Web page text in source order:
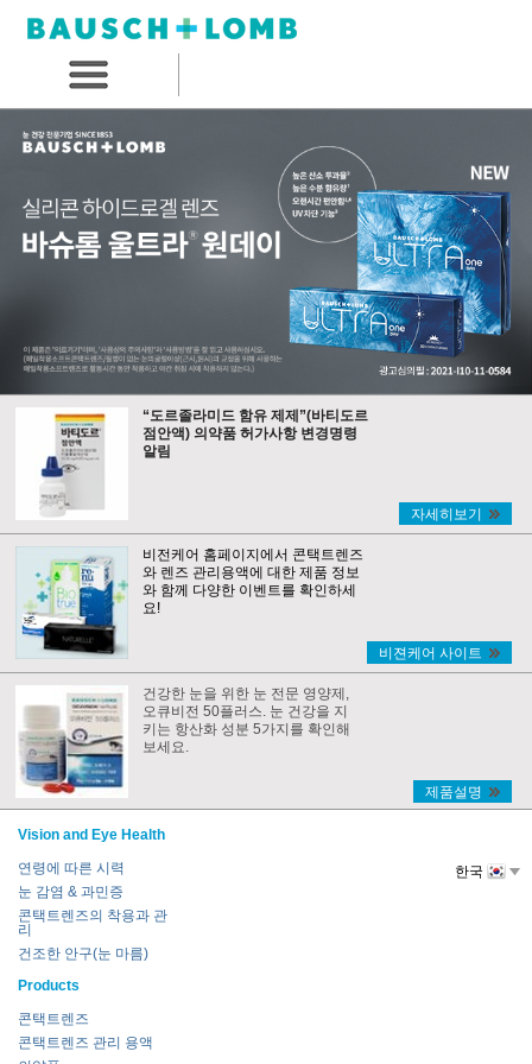
“도르졸라미드 함유 제제”(바티도르
점안액) 의약품 허가사항 변경명령
알림
자세히보기
비전케어 홈페이지에서 콘택트렌즈
와 렌즈 관리용액에 대한 제품 정보
와 함께 다양한 이벤트를 확인하세
요!
비젼케어 사이트
건강한 눈을 위한 눈 전문 영양제,
오큐비전 50플러스. 눈 건강을 지
키는 항산화 성분 5가지를 확인해
보세요.
제품설명
Vision and Eye Health
연령에 따른 시력
눈 감염 & 과민증
콘택트렌즈의 착용과 관
리
건조한 안구(눈 마름)
Products
콘택트렌즈
콘택트렌즈 관리 용액
한국